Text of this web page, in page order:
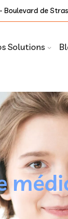
Boulevard de
Solutions